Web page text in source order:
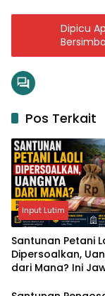
Dipicu
Pos Terkait
Input Lutim
Santunan Petani
Dipersoalkan,
dari Mana? Ini